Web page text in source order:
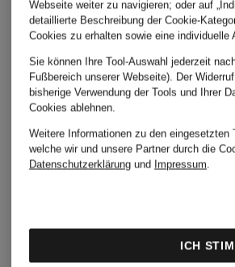
FYNCH-
HATTON
Piqué-
Webseite weiter zu navigieren; oder auf
detaillierte Beschreibung der Cookie-
Cookies zu erhalten sowie eine individuelle
Sie können Ihre Tool-Auswahl jederzeit
Fußbereich unserer Webseite). Der
bisherige Verwendung der Tools und Ihrer
Cookies ablehnen.
Weitere Informationen zu den eingesetzten
welche wir und unsere Partner durch die
Datenschutzerklärung und Impressum.
ICH